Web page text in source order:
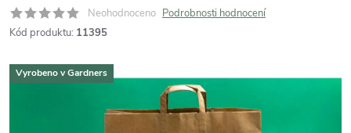
Neohodnoceno Podrobnosti hodnocení
Kód produktu: 11395
Vyrobeno v Gardners